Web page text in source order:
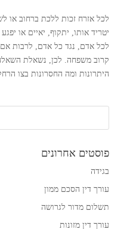
לכל אזרח זכות ללכת ברחוב או
יטריד אותו, יתקוף, יאיים או
לכל אדם, נגד כל אדם, לרבות
קרוב משפחה. לכן, נשאלת
היתרונות ומה החסרונות בצו
פוסטים אחרונים
בגידה
עורך דין הסכם ממון
תשלום מדור לגרושה
עורך דין מזונות